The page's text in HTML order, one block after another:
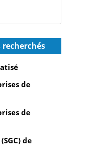
de
de
de